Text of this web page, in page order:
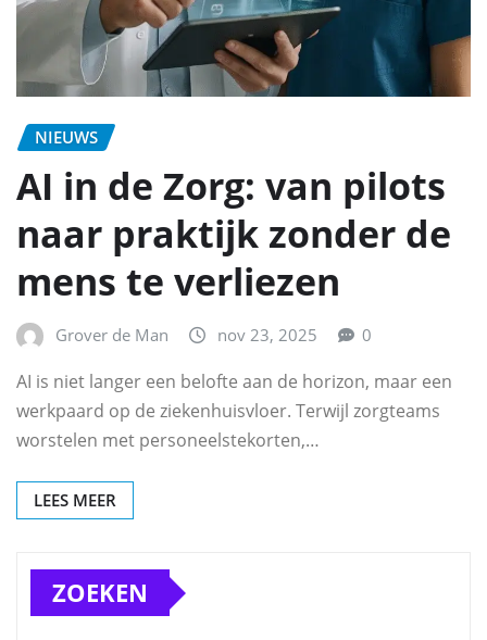
NIEUWS
AI in de Zorg: van pilots
naar praktijk zonder de
mens te verliezen
Grover de Man nov 23, 2025 0
AI is niet langer een belofte aan de horizon, maar een
werkpaard op de ziekenhuisvloer. Terwijl zorgteams
worstelen met personeelstekorten,…
LEES MEER
ZOEKEN